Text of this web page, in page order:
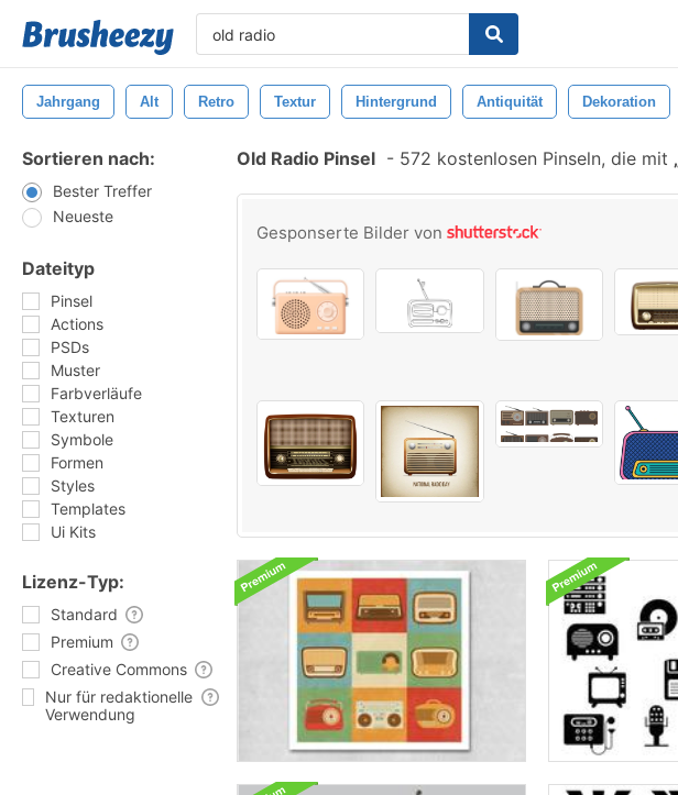
Jahrgang Alt Retro Textur Hintergrund Antiquität Dekoration
Sortieren nach:
Bester Treffer
Neueste
Dateityp
Pinsel
Actions
PSDs
Muster
Farbverläufe
Texturen
Symbole
Formen
Styles
Templates
Ui Kits
Lizenz-Typ:
Standard
Premium
Creative Commons
Nur für redaktionelle
Verwendung
Old Radio Pinsel - 572 kostenlosen Pinseln, die mit
Gesponserte Bilder von